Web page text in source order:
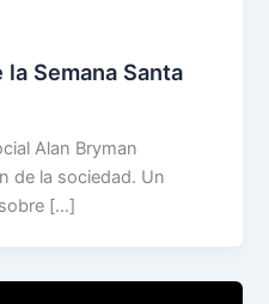
Semana Santa
Alan Bryman
de la sociedad. Un
[…]